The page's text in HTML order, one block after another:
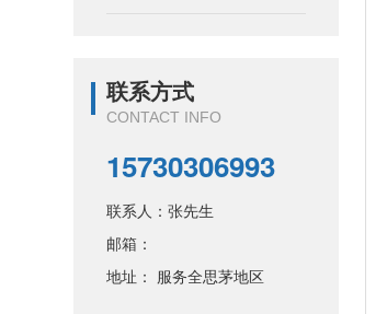
联系方式
CONTACT INFO
15730306993
联系人：张先生
邮箱：
地址： 服务全思茅地区